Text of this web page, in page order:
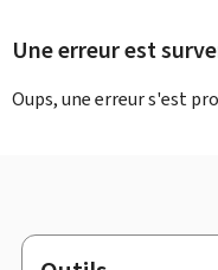
Une erreur est
Oups, une erreur s'est